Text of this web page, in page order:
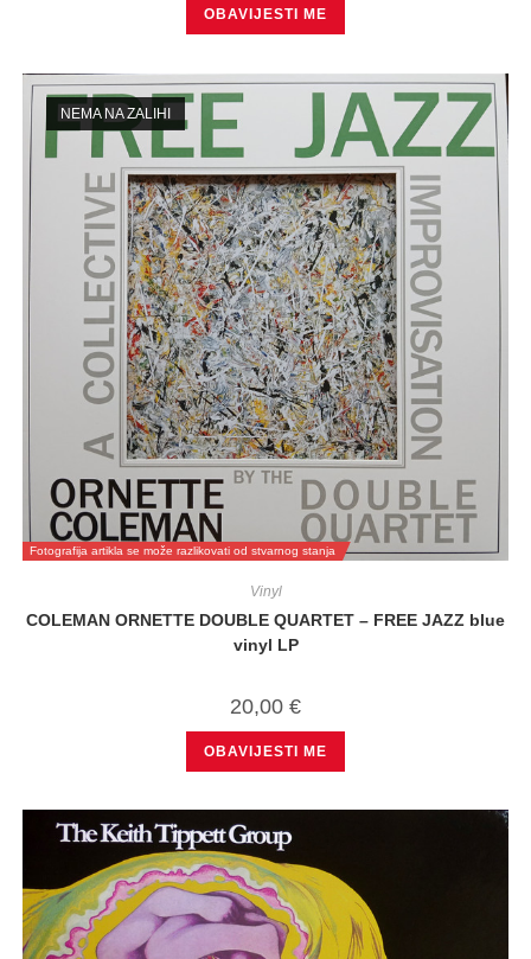
OBAVIJESTI ME
Fotografija artikla se može razlikovati od stvarnog stanja
NEMA NA ZALIHI
Vinyl
COLEMAN ORNETTE DOUBLE QUARTET – FREE JAZZ blue
vinyl LP
20,00 €
OBAVIJESTI ME